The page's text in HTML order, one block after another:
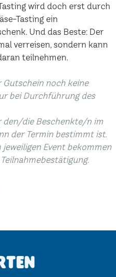
wird doch erst durch
Tasting ein
Und das Beste: Der
verreisen, sondern kann
teilnehmen.
Gutschein noch keine
bei Durchführung des
den/die Beschenkte/n im
der Termin bestimmt ist.
jeweiligen Event bekommen